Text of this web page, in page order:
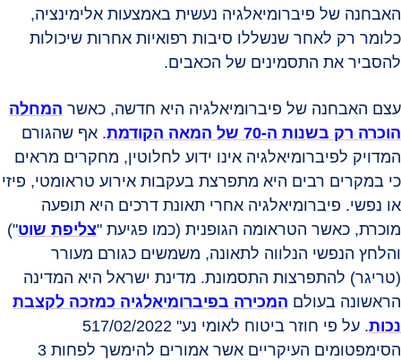
האבחנה של פיברומיאלגיה נעשית באמצעות אלימינציה,
כלומר רק לאחר שנשללו סיבות רפואיות אחרות שיכולות
להסביר את התסמינים של הכאבים.
עצם האבחנה של פיברומיאלגיה היא חדשה, כאשר המחלה
הוכרה רק בשנות ה-70 של המאה הקודמת
. אף שהגורם
המדויק לפיברומיאלגיה אינו ידוע לחלוטין, מחקרים מראים
כי במקרים רבים היא מתפרצת בעקבות אירוע טראומטי, פיזי
או נפשי. פיברומיאלגיה אחרי תאונת דרכים היא תופעה
מוכרת, כאשר הטראומה הגופנית (כמו פגיעת "צליפת שוט")
והלחץ הנפשי הנלווה לתאונה, משמשים כגורם מעורר
(טריגר) להתפרצות התסמונת. מדינת ישראל היא המדינה
הראשונה בעולם המכירה בפיברומיאלגיה כמזכה לקצבת
נכות
. על פי חוזר ביטוח לאומי נע" 517/02/2022
הסימפטומים העיקריים אשר אמורים להימשך לפחות 3